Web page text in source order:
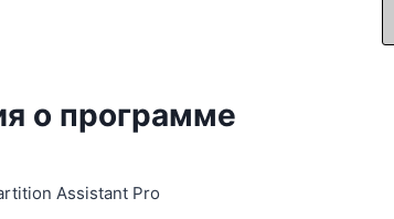
о программе
Assistant Pro